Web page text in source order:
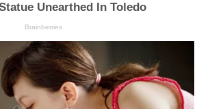
Unearthed In Toledo
Brainberries